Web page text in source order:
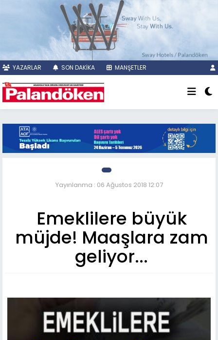
YAZARLAR SON DAKİKA MANŞETLER
Yayınlanma : 06 Ağustos 2018 12:07
Emeklilere büyük
müjde! Maaşlara zam
geliyor...